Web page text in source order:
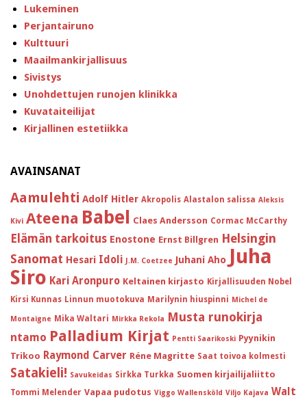
Lukeminen
Perjantairuno
Kulttuuri
Maailmankirjallisuus
Sivistys
Unohdettujen runojen klinikka
Kuvataiteilijat
Kirjallinen estetiikka
AVAINSANAT
Aamulehti Adolf Hitler Akropolis Alastalon salissa Aleksis
Kivi Ateena Babel Claes Andersson Cormac McCarthy
Elämän tarkoitus Enostone Ernst Billgren Helsingin
Sanomat Hesari Idoli J.M. Coetzee Juhani Aho Juha
Siro Kari Aronpuro Keltainen kirjasto Kirjallisuuden Nobel
Kirsi Kunnas Linnun muotokuva Marilynin hiuspinni Michel de
Montaigne Mika Waltari Mirkka Rekola Musta runokirja
ntamo Palladium Kirjat Pentti Saarikoski Pyynikin
Trikoo Raymond Carver Réne Magritte Saat toivoa kolmesti
Satakieli! Savukeidas Sirkka Turkka Suomen kirjailijaliitto
Tommi Melender Vapaa pudotus Viggo Wallensköld Viljo Kajava Walt